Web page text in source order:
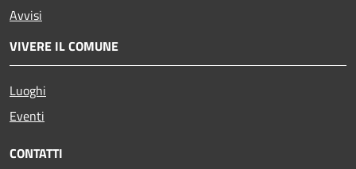
Avvisi
VIVERE IL COMUNE
Luoghi
Eventi
CONTATTI